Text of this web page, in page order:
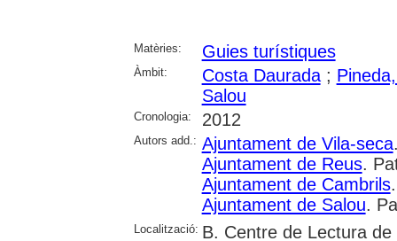
Matèries: Guies turístiques
Àmbit: Costa Daurada;
Salou
Cronologia: 2012
Autors add.: Ajuntament de Vila-seca
Ajuntament de Reus.
Ajuntament de Cambrils
Ajuntament de Salou.
Localització: B. Centre de Lectura de